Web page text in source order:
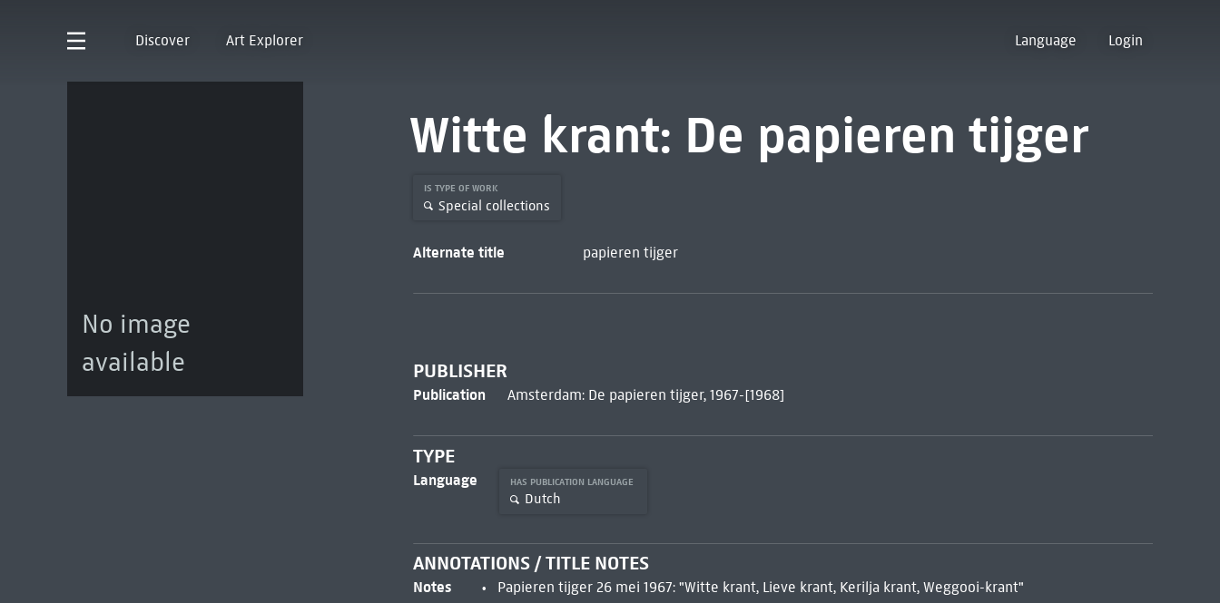
Discover Art Explorer Language Login
No image
available
Witte krant: De papieren tijger
IS TYPE OF WORK
Special collections
Alternate title papieren tijger
PUBLISHER
Publication Amsterdam: De papieren tijger, 1967-[1968]
TYPE
Language HAS PUBLICATION LANGUAGE
Dutch
ANNOTATIONS / TITLE NOTES
Notes
Papieren tijger 26 mei 1967: "Witte krant, Lieve krant, Kerilja krant, Weggooi-krant"